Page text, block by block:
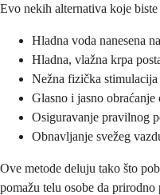
Evo nekih alternativa koje
Hladna voda nanesena
Hladna, vlažna krpa
Nežna fizička stimulacija
Glasno i jasno obraćanje
Osiguravanje pravilnog
Obnavljanje svežeg
Ove metode deluju tako što
pomažu telu osobe da